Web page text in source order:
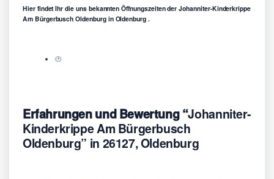
Hier findet Ihr die uns bekannten Öffnungszeiten der Johanniter-Kinderkrippe
Am Bürgerbusch Oldenburg in Oldenburg .
Erfahrungen und Bewertung “Johanniter-
Kinderkrippe Am Bürgerbusch
Oldenburg” in 26127, Oldenburg